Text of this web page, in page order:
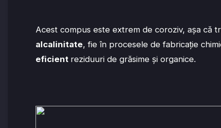
Acest compus este extrem de coroziv, așa că
alcalinitate, fie în procesele de fabricație
eficient reziduuri de grăsime și organice.